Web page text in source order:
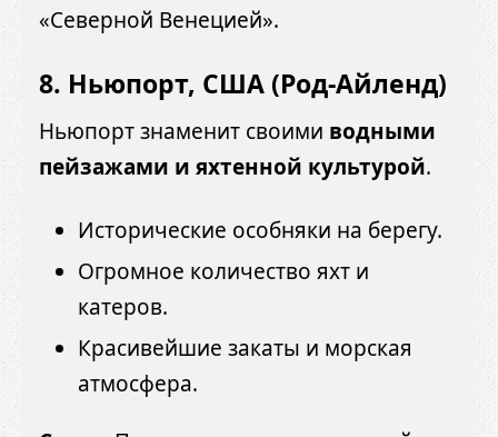
«Северной Венецией».
8. Ньюпорт, США (Род-Айленд)
Ньюпорт знаменит своими водными
пейзажами и яхтенной культурой.
Исторические особняки на берегу.
Огромное количество яхт и
катеров.
Красивейшие закаты и морская
атмосфера.